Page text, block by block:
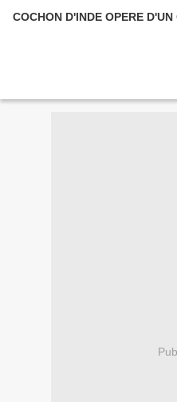
COCHON D'INDE OPERE D'UN